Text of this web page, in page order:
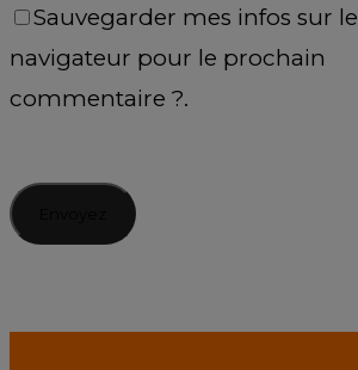
Sauvegarder mes infos sur le
navigateur pour le prochain
commentaire ?.